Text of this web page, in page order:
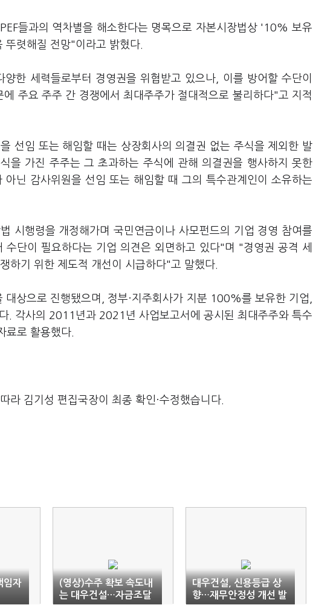
들과의 역차별을 해소한다는 명목으로 자본시장법상 '10% 보유
렷해질 전망"이라고 밝혔다.
한 세력들로부터 경영권을 위협받고 있으나, 이를 방어할 수단이
주요 주주 간 경쟁에서 최대주주가 절대적으로 불리하다"고 지적
선임 또는 해임할 때는 상장회사의 의결권 없는 주식을 제외한 발
을 가진 주주는 그 초과하는 주식에 관해 의결권을 행사하지 못한
닌 감사위원을 선임 또는 해임할 때 그의 특수관계인이 소유하는
시행령을 개정해가며 국민연금이나 사모펀드의 기업 경영 참여를
단이 필요하다는 기업 의견은 외면하고 있다"며 "경영권 공격 세
하기 위한 제도적 개선이 시급하다"고 말했다.
상으로 진행됐으며, 정부·지주회사가 지분 100%를 보유한 기업,
. 각사의 2011년과 2021년 사업보고서에 공시된 최대주주와 특수
료로 활용했다.
라 김기성 편집국장이 최종 확인·수정했습니다.
임자
(영상)수주 확보 속도내
는 대우건설…자금조달
대우건설, 신용등급 상
향…재무안정성 개선 발